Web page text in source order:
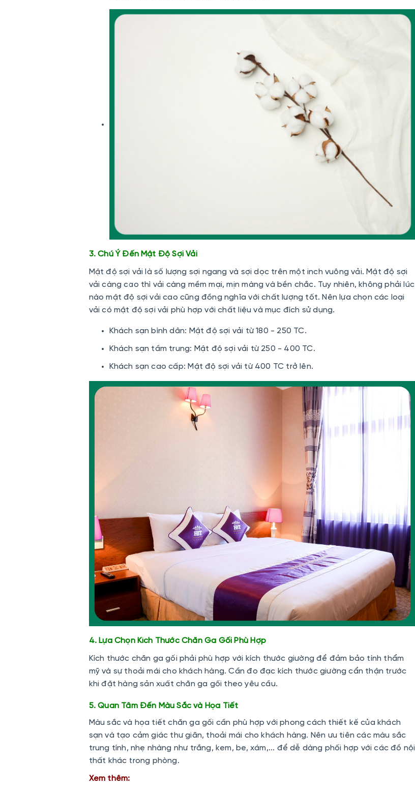
3. Chú Ý Đến Mật Độ Sợi Vải
Mật độ sợi vải là số lượng sợi ngang và sợi dọc trên một inch vuông vải. Mật độ sợi
vải càng cao thì vải càng mềm mại, mịn màng và bền chắc. Tuy nhiên, không phải lúc
nào mật độ sợi vải cao cũng đồng nghĩa với chất lượng tốt. Nên lựa chọn các loại
vải có mật độ sợi vải phù hợp với chất liệu và mục đích sử dụng.
Khách sạn bình dân: Mật độ sợi vải từ 180 - 250 TC.
Khách sạn tầm trung: Mật độ sợi vải từ 250 - 400 TC.
Khách sạn cao cấp: Mật độ sợi vải từ 400 TC trở lên.
4. Lựa Chọn Kích Thước Chăn Ga Gối Phù Hợp
Kích thước chăn ga gối phải phù hợp với kích thước giường để đảm bảo tính thẩm
mỹ và sự thoải mái cho khách hàng. Cần đo đạc kích thước giường cẩn thận trước
khi đặt hàngsản xuất chăn ga gối theo yêu cầu.
5. Quan Tâm Đến Màu Sắc và Họa Tiết
Màu sắc và họa tiết chăn ga gối cần phù hợp với phong cách thiết kế của khách
sạn và tạo cảm giác thư giãn, thoải mái cho khách hàng. Nên ưu tiên các màu sắc
trung tính, nhẹ nhàng như trắng, kem, be, xám,... để dễ dàng phối hợp với các đồ nội
thất khác trong phòng.
Xem thêm: